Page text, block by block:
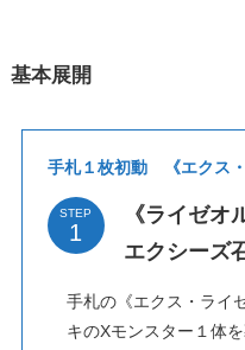
基本展開
手札１枚初動 《エクス・
STEP
《ライゼオ
エクシーズ
手札の《エクス・ライ
キのXモンスター１体